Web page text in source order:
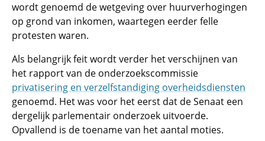
wordt genoemd de wetgeving over huurverhogingen
op grond van inkomen, waartegen eerder felle
protesten waren.
Als belangrijk feit wordt verder het verschijnen van
het rapport van de onderzoekscommissie
privatisering en verzelfstandiging overheidsdiensten
genoemd. Het was voor het eerst dat de Senaat een
dergelijk parlementair onderzoek uitvoerde.
Opvallend is de toename van het aantal moties.